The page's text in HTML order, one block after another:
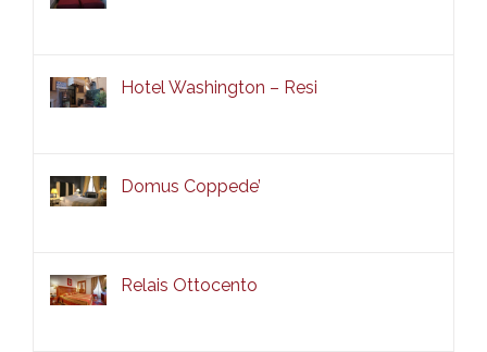
Hotel Washington – Resi
Domus Coppede’
Relais Ottocento